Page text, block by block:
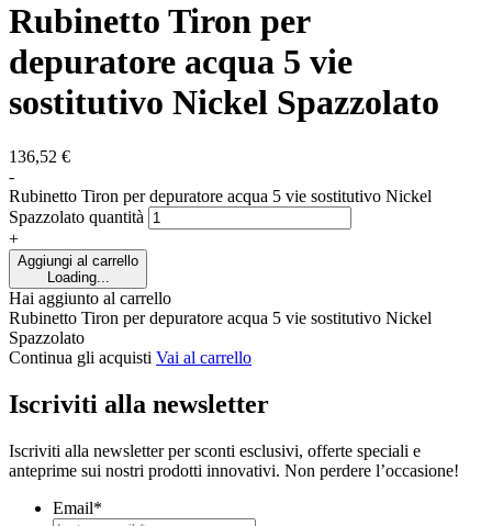
Rubinetto Tiron per
depuratore acqua 5 vie
sostitutivo Nickel Spazzolato
136,52 €
-
Rubinetto Tiron per depuratore acqua 5 vie sostitutivo Nickel
Spazzolato quantità
+
Aggiungi al carrello
Loading...
Hai aggiunto al carrello
Rubinetto Tiron per depuratore acqua 5 vie sostitutivo Nickel
Spazzolato
Continua gli acquisti Vai al carrello
Iscriviti alla newsletter
Iscriviti alla newsletter per sconti esclusivi, offerte speciali e
anteprime sui nostri prodotti innovativi. Non perdere l’occasione!
Email*